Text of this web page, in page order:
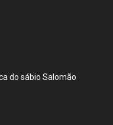
do sábio Salomão